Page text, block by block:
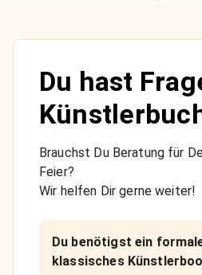
Du hast
Brauchst Du Beratung für
Feier?
Wir helfen Dir gerne weiter!
Du benötigst ein
klassisches